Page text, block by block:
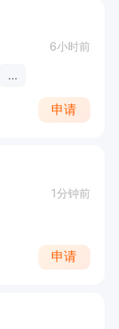
6小时前
...
申请
1分钟前
申请